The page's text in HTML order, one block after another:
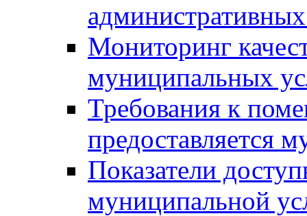
Мониторинг
муниципальных
Требования к
предоставляется
Показатели
муниципальной